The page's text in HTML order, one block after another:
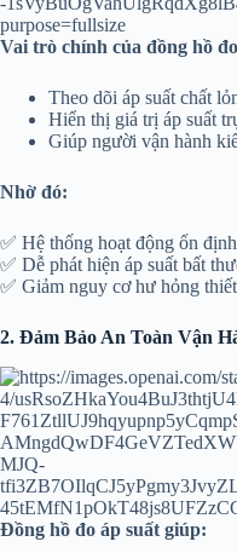
Vai trò chính của đồng hồ
Theo dõi áp suất chất
Hiển thị giá trị áp suất
Giúp người vận hành
Nhờ đó:
✅ Hệ thống hoạt động ổn
✅ Dễ phát hiện áp suất bất
✅ Giảm nguy cơ hư hỏng
2. Đảm Bảo An Toàn Vận
Đồng hồ đo áp suất giúp: